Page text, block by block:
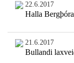
22.6.2017
Halla
21.6.2017
Bullandi